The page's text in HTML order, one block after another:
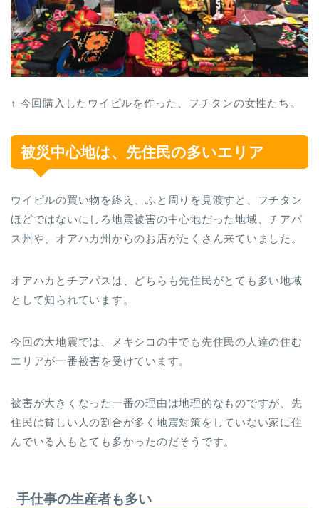
↑ 今回購入したウイピルを作った、フチタンの女性たち。
被災中心地は、先住民の多いエリア
ウイピルの買い物を終え、ふと周りを見渡すと、フチタン
ほどではないにしろ地震被害の中心地だった地域、チアパ
ス州や、オアハカ州からのお店がたくさん来ていました。
オアハカとチアパスは、どちらも先住民がとても多い地域
として知られています。
今回の大地震では、メキシコの中でも先住民の人達の住む
エリアが一番被害を受けています。
被害が大きくなった一番の理由は地理的なものですが、先
住民は貧しい人の割合が多く地震対策をしていない家に住
んでいる人もとても多かったのだそうです。
手仕事の生産者も多い